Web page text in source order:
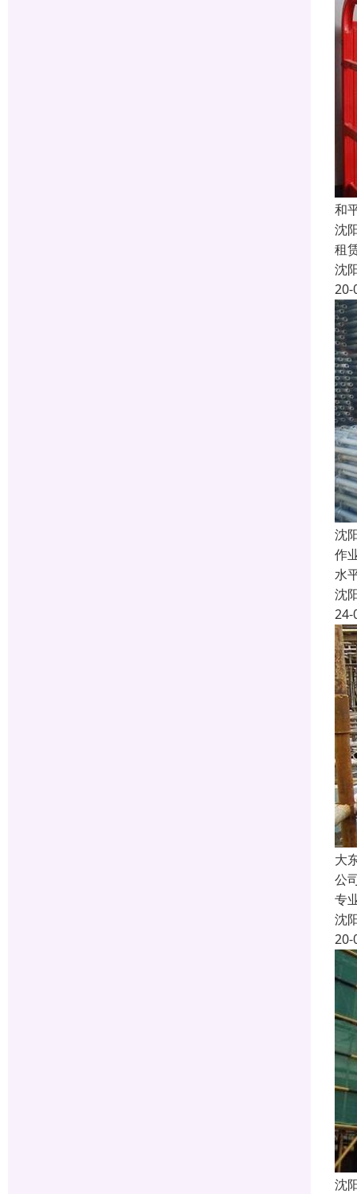
和
沈
租
沈
20-
沈
作
水
沈
24-
大
公
专
沈
20-
沈